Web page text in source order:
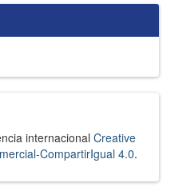
internacional Creative
CompartirIgual 4.0.